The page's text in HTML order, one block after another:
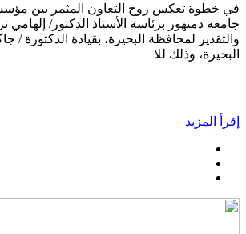
في خطوة تعكس روح التعاون المثمر بين
جامعة دمنهور برئاسة الأستاذ الدكتور/
والتقدير لمحافظة البحيرة، بقيادة الدكتورة /
البحيرة، وذلك للا
إقرأ المزيد